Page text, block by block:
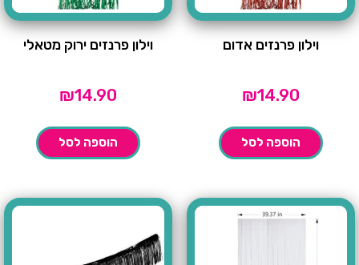
וילון פרנזים אדום
₪14.90
הוספה לסל
וילון פרנזים ירוק מטאלי
₪14.90
הוספה לסל